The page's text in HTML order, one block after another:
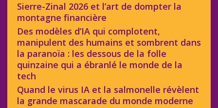
Sierre-Zinal 2026 et l’art de dompter la
montagne financière
Des modèles d’IA qui complotent,
manipulent des humains et sombrent dans
la paranoïa : les dessous de la folle
quinzaine qui a ébranlé le monde de la
tech
Quand le virus IA et la salmonelle révèlent
la grande mascarade du monde moderne